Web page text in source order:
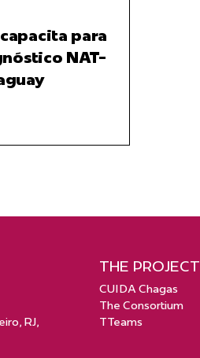
para
NAT-
RJ,
THE PROJECT
CUIDA Chagas
The Consortium
TTeams